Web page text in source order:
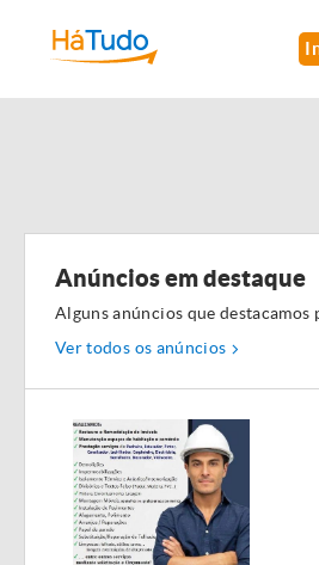
Anúncios em destaque
Alguns anúncios que destacamos
Ver todos os anúncios